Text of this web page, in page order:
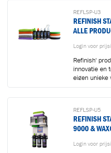
REFLSP-U3
REFINISH
ALLE
Login voor
Refinish'
innovatie en
eigen unieke
REFLSP-U5
REFINISH
9000 &
Login voor
Toegevoegd aan
VERDER WINKELEN